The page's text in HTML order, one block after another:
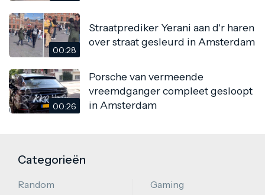
00:28
Straatprediker Yerani aan d'r haren
over straat gesleurd in Amsterdam
00:26
Porsche van vermeende
vreemdganger compleet gesloopt
in Amsterdam
Categorieën
Random
Gaming